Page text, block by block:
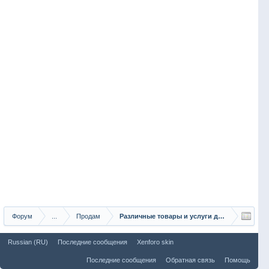
Форум Продам Различные товары и услуги для рыбаков
Russian (RU) Последние сообщения Xenforo skin
Последние сообщения Обратная связь Помощь